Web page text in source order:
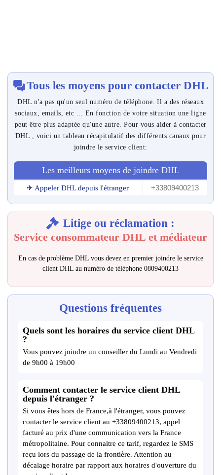
Tous les moyens pour contacter DHL
DHL n'a pas qu'un seul numéro de téléphone. Il a des réseaux
sociaux, emails, etc ... En fonction de votre situation une ligne
peut être plus adaptée qu'une autre. Pour vous aider à contacter
DHL , voici un tableau récapitulatif des différents canaux pour
joindre le service client:
Les meilleurs moyens de joindre DHL
✈ Appeler DHL depuis l'étranger +33809400213
Litige ou réclamation :
Service consommateur DHL et médiateur
En cas de problème DHL vous devez en premier joindre le service
client DHL au numéro de téléphone 0809400213
Questions fréquentes
Quels sont les horaires du service client DHL
?
Vous pouvez joindre un conseiller du Lundi au Vendredi
de 9h00 à 19h00
Comment contacter le service client DHL
depuis l'étranger ?
Si vous êtes hors de France,à l'étranger, vous pouvez
contacter le service client au +33809400213, appel
facturé au prix d'une communication vers la France
métropolitaine. Pour connaitre ce tarif, regardez le SMS
reçu lors du passage de la frontière. Attention au
décalage horaire par rapport aux horaires d'ouverture du